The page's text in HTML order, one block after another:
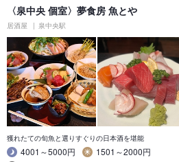
〈泉中央 個室〉夢食房 魚とや
居酒屋 泉中央駅
獲れたての旬魚と選りすぐりの日本酒を堪能
4001～5000円
1501～2000円